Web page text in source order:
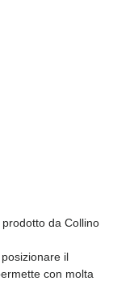
da Collino
il
con molta